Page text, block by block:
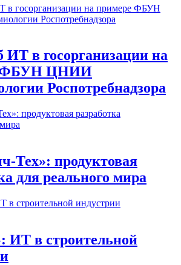
ИТ в госорганизации на
ФБУН ЦНИИ
Роспотребнадзора
Тех»: продуктовая
для реального мира
ИТ в строительной